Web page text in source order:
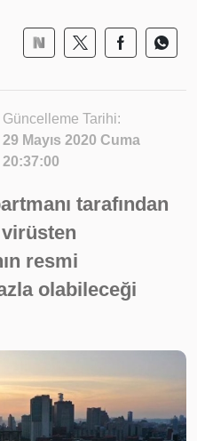
Güncelleme Tarihi:
29 Mayıs 2020 Cuma
20:37:00
tarafından
virüsten
resmi
olabileceği